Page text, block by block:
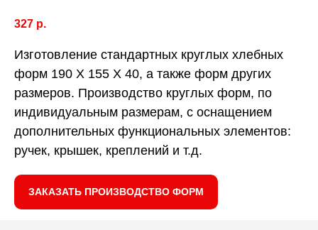
327 р.
Изготовление стандартных круглых хлебных
форм 190 Х 155 Х 40, а также форм других
размеров. Производство круглых форм, по
индивидуальным размерам, с оснащением
дополнительных функциональных элементов:
ручек, крышек, креплений и т.д.
ЗАКАЗАТЬ ПРОИЗВОДСТВО ФОРМ